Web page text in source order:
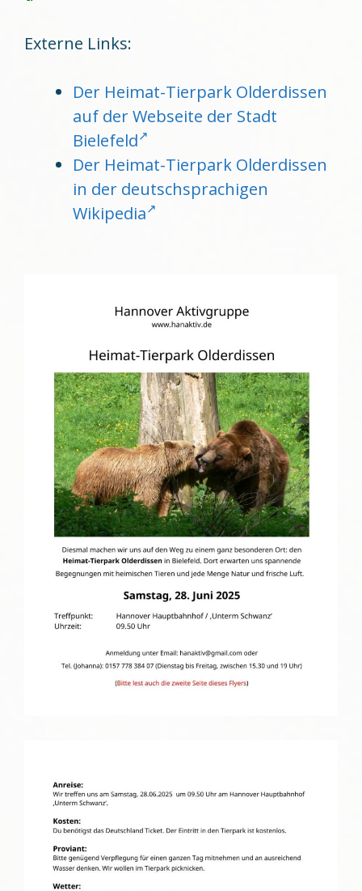
Externe Links:
Der Heimat-Tierpark Olderdissen
auf der Webseite der Stadt
Bielefeld
Der Heimat-Tierpark Olderdissen
in der deutschsprachigen
Wikipedia